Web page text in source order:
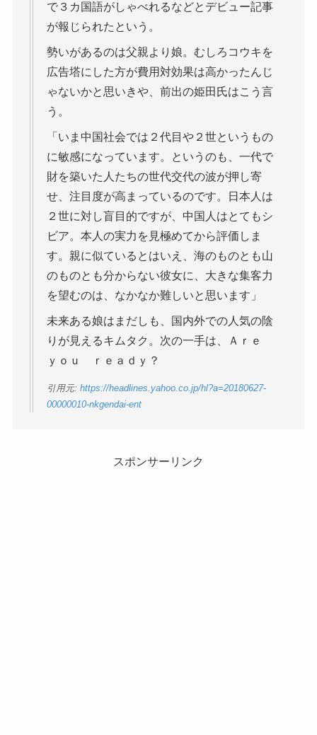
で３カ国語がしゃべれるなどとデビュー記事
が報じられたという。
勢いがあるのは父親より娘。むしろコウキを
広告塔にした方が費用対効果は高かったんじ
ゃないかと思いきや、前出の姫田氏はこう言
う。
「いま中国社会では２代目や２世というもの
に敏感になっています。というのも、一代で
財を築いた人たちの世代交代の波が押し寄
せ、注目度が高まっているのです。日本人は
２世に対し盲目的ですが、中国人はとてもシ
ビア。本人の実力を見極めてから評価しま
す。親に似ているとはいえ、海のものとも山
のものとも分からない彼女に、大きな集客力
を望むのは、なかなか難しいと思います」
未来ある娘はまだしも、国内外での人気の陰
りが見えるキムタク。次の一手は、Ａｒｅ
ｙｏｕ ｒｅａｄｙ？
引用元: https://headlines.yahoo.co.jp/hl?a=20180627-
00000010-nkgendai-ent
スポンサーリンク